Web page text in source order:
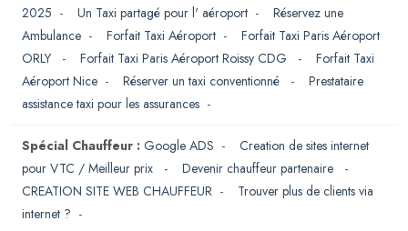
2025 - Un Taxi partagé pour l' aéroport - Réservez une
Ambulance - Forfait Taxi Aéroport - Forfait Taxi Paris Aéroport
ORLY
- Forfait Taxi Paris Aéroport Roissy CDG - Forfait Taxi
Aéroport Nice - Réserver un taxi conventionné - Prestataire
assistance taxi pour les assurances -
Spécial Chauffeur : Google ADS - Creation de sites internet
pour VTC / Meilleur prix
- Devenir chauffeur partenaire
-
CREATION SITE WEB CHAUFFEUR - Trouver plus de clients via
internet ? -